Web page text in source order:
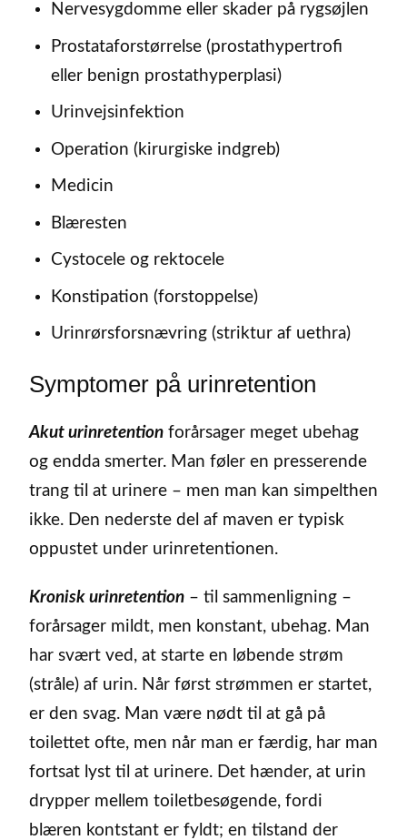
Nervesygdomme eller skader på rygsøjlen
Prostataforstørrelse (prostathypertrofi
eller benign prostathyperplasi)
Urinvejsinfektion
Operation (kirurgiske indgreb)
Medicin
Blæresten
Cystocele og rektocele
Konstipation (forstoppelse)
Urinrørsforsnævring (striktur af uethra)
Symptomer på urinretention
Akut urinretention forårsager meget ubehag
og endda smerter. Man føler en presserende
trang til at urinere – men man kan simpelthen
ikke. Den nederste del af maven er typisk
oppustet under urinretentionen.
Kronisk urinretention – til sammenligning –
forårsager mildt, men konstant, ubehag. Man
har svært ved, at starte en løbende strøm
(stråle) af urin. Når først strømmen er startet,
er den svag. Man være nødt til at gå på
toilettet ofte, men når man er færdig, har man
fortsat lyst til at urinere. Det hænder, at urin
drypper mellem toiletbesøgende, fordi
blæren kontstant er fyldt; en tilstand der